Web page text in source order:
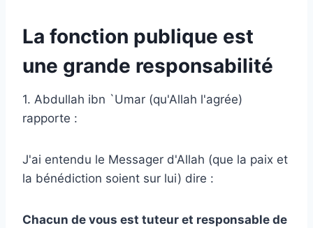
La fonction publique est
une grande responsabilité
1. Abdullah ibn `Umar (qu'Allah l'agrée)
rapporte :
J'ai entendu le Messager d'Allah (que la paix et
la bénédiction soient sur lui) dire :
Chacun de vous est tuteur et responsable de